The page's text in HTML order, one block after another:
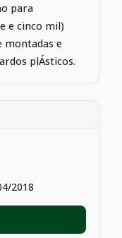
para
e cinco mil)
montadas e
plÁsticos.
2018